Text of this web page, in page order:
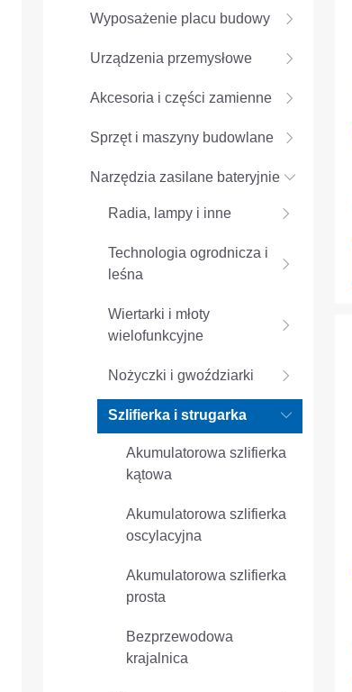
Wyposażenie placu budowy
Urządzenia przemysłowe
Akcesoria i części zamienne
Sprzęt i maszyny budowlane
Narzędzia zasilane bateryjnie
Radia, lampy i inne
Technologia ogrodnicza i
leśna
Wiertarki i młoty
wielofunkcyjne
Nożyczki i gwoździarki
Szlifierka i strugarka
Akumulatorowa szlifierka
kątowa
Akumulatorowa szlifierka
oscylacyjna
Akumulatorowa szlifierka
prosta
Bezprzewodowa
krajalnica